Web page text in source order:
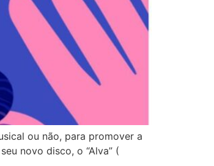
ou não, para promover a
novo disco, o “Alva” (